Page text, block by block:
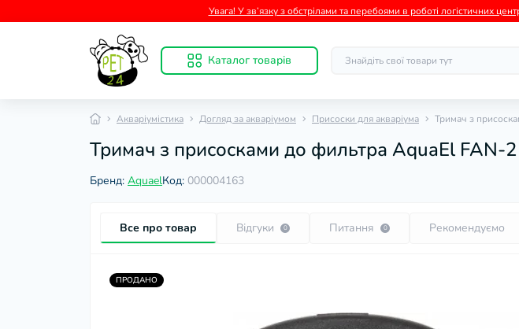
Увага! У зв’язку з обстрілами та перебоями в роботі логістичних
Каталог товарів
Акваріумістика Догляд за акваріумом Присоски для акваріума Тримач з
Тримач з присосками до фильтра AquaEl FAN-2
Бренд: AquaelКод: 000004163
Все про товар Відгуки 0 Питання 0 Рекомендуємо
ПРОДАНО